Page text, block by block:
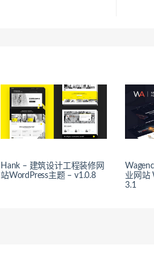
Hank – 建筑设计工程装修网
站WordPress主题 – v1.0.8
业网站
3.1